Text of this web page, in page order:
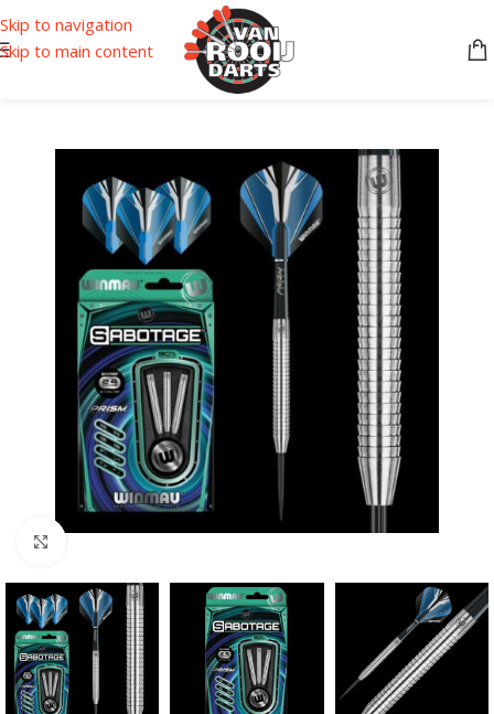
Skip to navigation
Skip to main content